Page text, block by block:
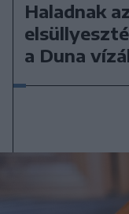
Haladnak
a Duna